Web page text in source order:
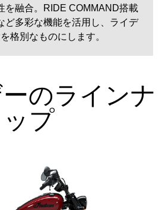
を融合。RIDE COMMAND搭載
ど多彩な機能を活用し、ライデ
格別なものにします。
のラインナ
ップ